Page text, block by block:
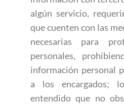
algún servicio,
que cuenten con las
necesarias para
personales,
información personal
a los encargados;
entendido que no